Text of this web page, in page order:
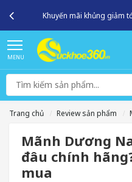
Khuyến mãi khủng giảm
MENU
Trang chủ Review sản phẩm
Mãnh Dương
đâu chính
mua